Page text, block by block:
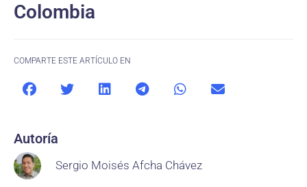
Colombia
COMPARTE ESTE ARTÍCULO EN
Autoría
Sergio Moisés Afcha Chávez